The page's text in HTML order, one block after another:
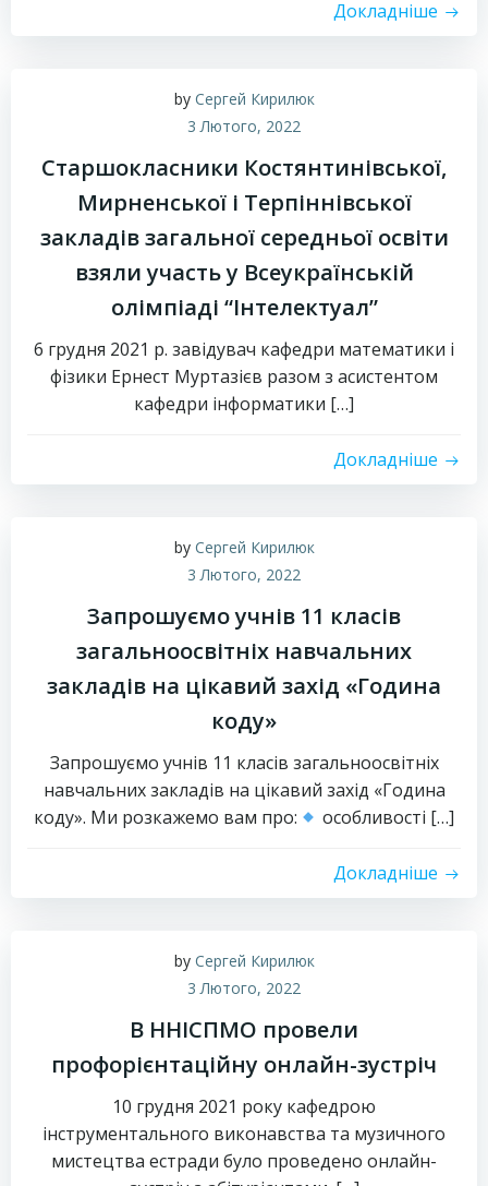
Докладніше
by Сергей Кирилюк
3 Лютого, 2022
Старшокласники Костянтинівської,
Мирненської і Терпіннівської
закладів загальної середньої освіти
взяли участь у Всеукраїнській
олімпіаді “Інтелектуал”
6 грудня 2021 р. завідувач кафедри математики і
фізики Ернест Муртазієв разом з асистентом
кафедри інформатики […]
Докладніше
by Сергей Кирилюк
3 Лютого, 2022
Запрошуємо учнів 11 класів
загальноосвітніх навчальних
закладів на цікавий захід «Година
коду»
Запрошуємо учнів 11 класів загальноосвітніх
навчальних закладів на цікавий захід «Година
коду». Ми розкажемо вам про:
особливості […]
Докладніше
by Сергей Кирилюк
3 Лютого, 2022
В ННІСПМО провели
профорієнтаційну онлайн-зустріч
10 грудня 2021 року кафедрою
інструментального виконавства та музичного
мистецтва естради було проведено онлайн-